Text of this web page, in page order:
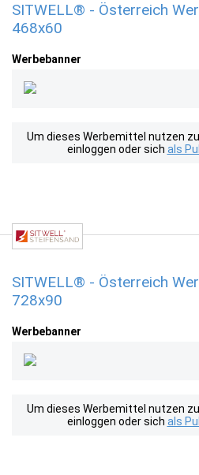
SITWELL® - Österreich
468x60
Werbebanner
Um dieses Werbemittel nutzen
einloggen oder sich als
SITWELL® - Österreich
728x90
Werbebanner
Um dieses Werbemittel nutzen
einloggen oder sich als